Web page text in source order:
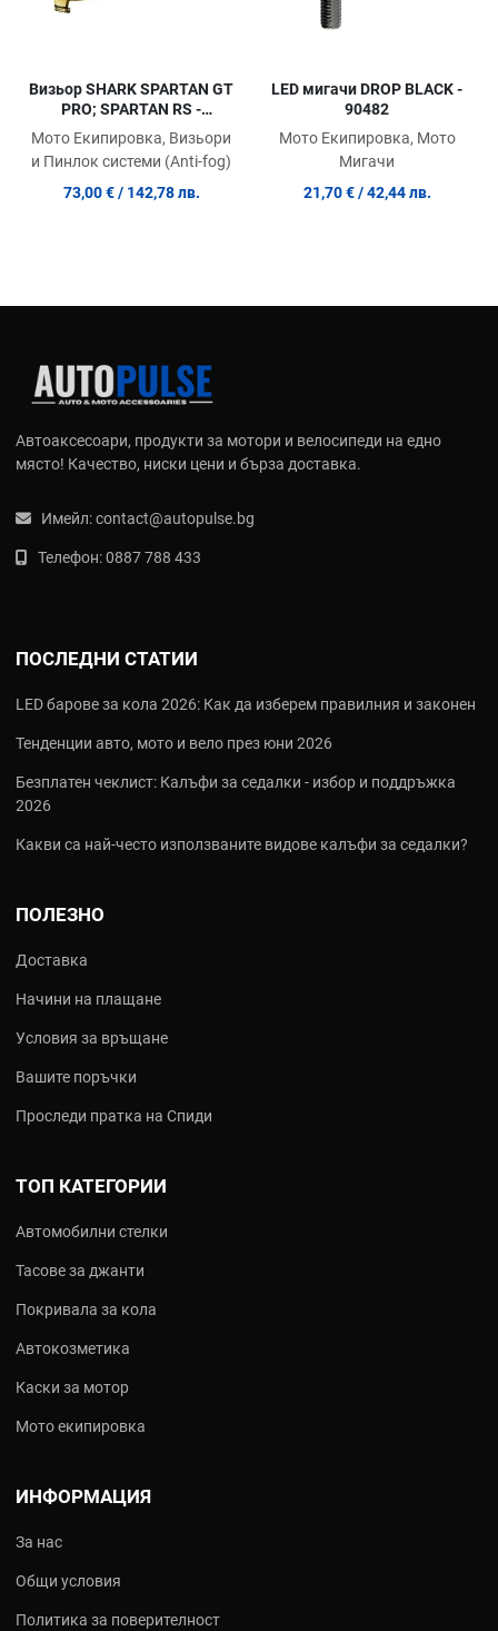
Визьор SHARK SPARTAN GT
PRO; SPARTAN RS -
Иридиум червен
Мото Екипировка, Визьори
и Пинлок системи (Anti-fog)
73,00 € / 142,78 лв.
LED мигачи DROP BLACK -
90482
Мото Екипировка, Мото
Мигачи
21,70 € / 42,44 лв.
Автоаксесоари, продукти за мотори и велосипеди на едно
място! Качество, ниски цени и бърза доставка.
Имейл:contact@autopulse.bg
Телефон:0887 788 433
ПОСЛЕДНИ СТАТИИ
LED барове за кола 2026: Как да изберем правилния и законен
Тенденции авто, мото и вело през юни 2026
Безплатен чеклист: Калъфи за седалки - избор и поддръжка
2026
Какви са най‑често използваните видове калъфи за седалки?
ПОЛЕЗНО
Доставка
Начини на плащане
Условия за връщане
Вашите поръчки
Проследи пратка на Спиди
ТОП КАТЕГОРИИ
Автомобилни стелки
Тасове за джанти
Покривала за кола
Автокозметика
Каски за мотор
Мото екипировка
ИНФОРМАЦИЯ
За нас
Общи условия
Политика за поверителност